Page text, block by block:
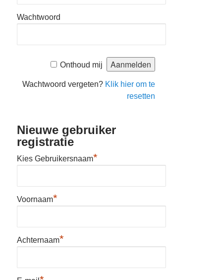
Wachtwoord
Onthoud mij
Wachtwoord vergeten? Klik hier om te
resetten
Nieuwe gebruiker
registratie
Kies Gebruikersnaam*
Voornaam*
Achternaam*